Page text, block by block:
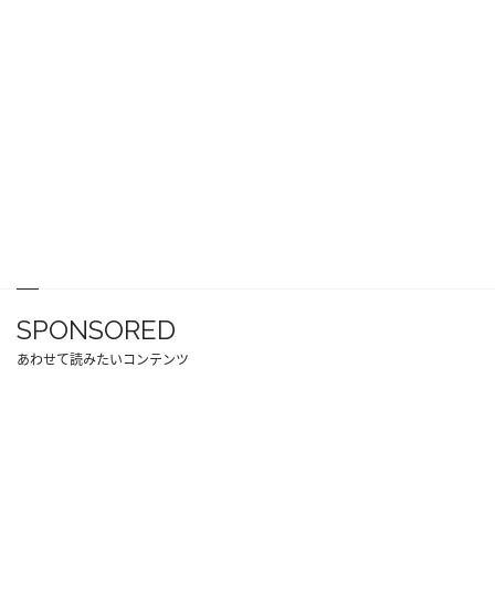
SPONSORED
あわせて読みたいコンテンツ